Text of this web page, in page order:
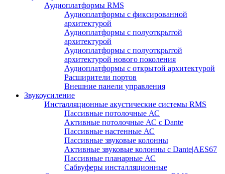
Аудиоплатформы RMS
Аудиоплатформы с фиксированной
архитектурой
Аудиоплатформы с полуоткрытой
архитектурой
Аудиоплатформы с полуоткрытой
архитектурой нового поколения
Аудиоплатформы с открытой архитектурой
Расширители портов
Внешние панели управления
Звукоусиление
Инсталляционные акустические системы RMS
Пассивные потолочные АС
Активные потолочные АС с Dante
Пассивные настенные АС
Пассивные звуковые колонны
Активные звуковые колонны с Dante|AES67
Пассивные планарные АС
Сабвуферы инсталляционные